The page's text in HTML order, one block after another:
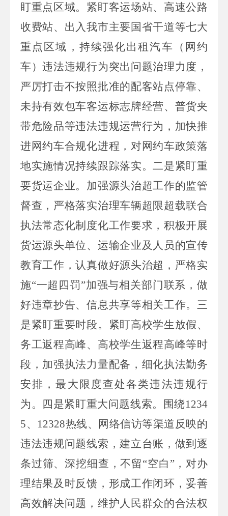
盯重点区域。紧盯客运场站、高速公路
收费站、出入我市主要国省干道等七大
重点区域，持续强化出租汽车（网约
车）违法违规行为突出问题治理力度，
严厉打击不按照批准的配客站点停靠、
未持有效包车客运标志牌经营、普货夹
带危险品等违法违规运营行为，加快推
进网约车合规化进程，对网约车政策落
地实施情况持续跟踪落实。二是紧盯重
要货运企业。加强源头治超工作的监管
督查，严格落实治理车辆超限超载联合
执法常态化制度化工作要求，积极开展
货运源头单位、运输企业及人员的宣传
教育工作，认真做好源头治超，严格实
施“一超四罚”加强与相关部门联系，做
好违章抄告、信息共享等相关工作。三
是紧盯重要时段。紧盯高校学生放假、
务工返程高峰、高校学生返程高峰等时
段，加强执法力量配备，细化执法勤务
安排，最大限度查处各类违法违规行
为。四是紧盯重大问题线索。围绕1234
5、12328热线、网络信访等渠道反映的
违法违规问题线索，建立台账，做到逐
条过筛、深挖细查，不留“空白”，对办
理结果及时反馈，形成工作闭环，妥善
高效解决问题，维护人民群众的合法权